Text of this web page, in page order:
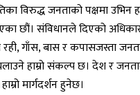
विरुद्ध जनताको पक्षमा उभिन
छौं। संविधानले दिएको
रही, गाँस, बास र कपासजस्ता
हाम्रो संकल्प छ। देश र
मार्गदर्शन हुनेछ।